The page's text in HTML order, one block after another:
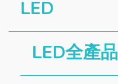
LED
LED全產品